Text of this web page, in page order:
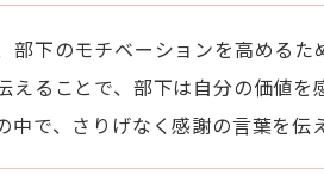
部下のモチベーションを高めるた
えることで、部下は自分の価値を
で、さりげなく感謝の言葉を伝